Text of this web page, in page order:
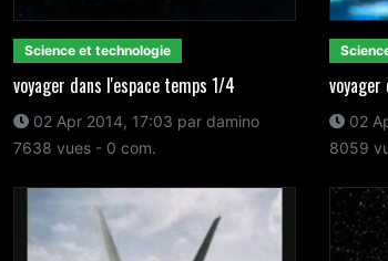
Science et technologie
voyager dans l'espace temps 1/4
02 Apr 2014, 17:03 par damino
7638 vues - 0 com.
02
8059